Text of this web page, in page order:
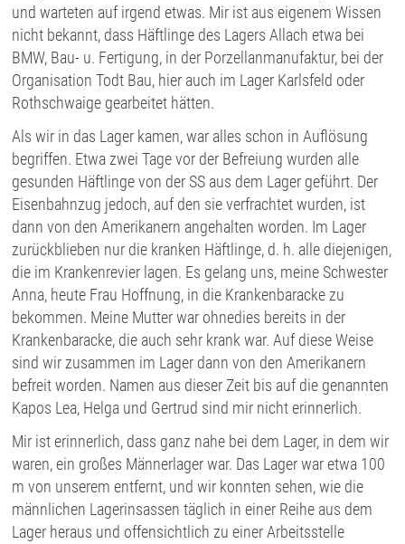
und warteten auf irgend etwas. Mir ist aus eigenem Wissen
nicht bekannt, dass Häftlinge des Lagers Allach etwa bei
BMW, Bau- u. Fertigung, in der Porzellanmanufaktur, bei der
Organisation Todt Bau, hier auch im Lager Karlsfeld oder
Rothschwaige gearbeitet hätten.
Als wir in das Lager kamen, war alles schon in Auflösung
begriffen. Etwa zwei Tage vor der Befreiung wurden alle
gesunden Häftlinge von der SS aus dem Lager geführt. Der
Eisenbahnzug jedoch, auf den sie verfrachtet wurden, ist
dann von den Amerikanern angehalten worden. Im Lager
zurückblieben nur die kranken Häftlinge, d. h. alle diejenigen,
die im Krankenrevier lagen. Es gelang uns, meine Schwester
Anna, heute Frau Hoffnung, in die Krankenbaracke zu
bekommen. Meine Mutter war ohnedies bereits in der
Krankenbaracke, die auch sehr krank war. Auf diese Weise
sind wir zusammen im Lager dann von den Amerikanern
befreit worden. Namen aus dieser Zeit bis auf die genannten
Kapos Lea, Helga und Gertrud sind mir nicht erinnerlich.
Mir ist erinnerlich, dass ganz nahe bei dem Lager, in dem wir
waren, ein großes Männerlager war. Das Lager war etwa 100
m von unserem entfernt, und wir konnten sehen, wie die
männlichen Lagerinsassen täglich in einer Reihe aus dem
Lager heraus und offensichtlich zu einer Arbeitsstelle